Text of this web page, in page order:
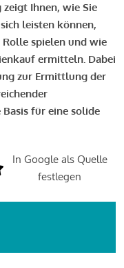
zeigt Ihnen, wie Sie
leisten können,
spielen und wie
ermitteln. Dabei
zur Ermittlung der
für eine solide
In Google als Quelle
festlegen